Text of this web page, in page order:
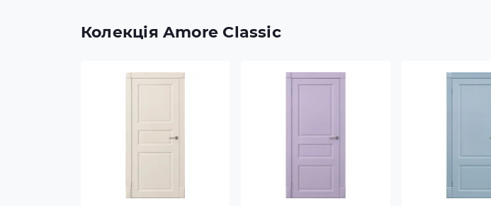
Колекція Amore Classic